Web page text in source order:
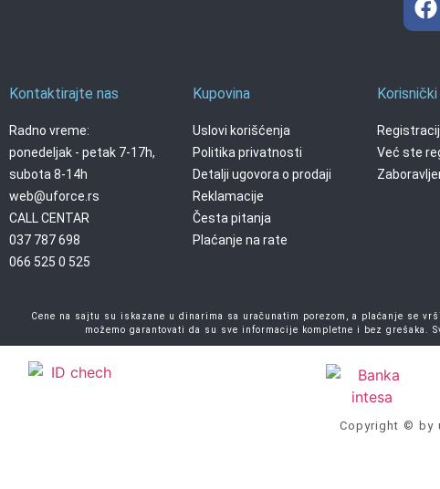
Kontaktirajte nas
Radno vreme:
ponedeljak - petak 7-17h,
subota 8-14h
web@uforce.rs
CALL CENTAR
037 787 698
066 525 0 525
Kupovina
Uslovi korišćenja
Politika privatnosti
Detalji ugovora o prodaji
Reklamacije
Česta pitanja
Plaćanje na rate
Već ste
Cene na sajtu su iskazane u dinarima sa uračunatim porezom, a plaćanje se
možemo garantovati da su sve informacije kompletne i bez
Copyright © by